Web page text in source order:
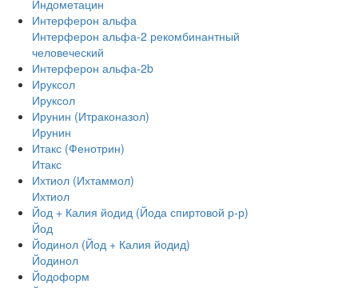
Индометацин
Интерферон альфа
Интерферон альфа-2 рекомбинантный
человеческий
Интерферон альфа-2b
Ируксол
Ируксол
Ирунин (Итраконазол)
Ирунин
Итакс (Фенотрин)
Итакс
Ихтиол (Ихтаммол)
Ихтиол
Йод + Калия йодид (Йода спиртовой р-р)
Йод
Йодинол (Йод + Калия йодид)
Йодинол
Йодоформ